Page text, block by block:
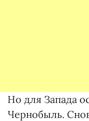
Но для Запада
Чернобыль.